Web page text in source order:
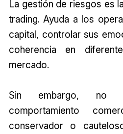
La gestión de riesgos es
trading. Ayuda a los
capital, controlar sus
coherencia en
mercado.
Sin embargo, no
comportamiento
conservador o